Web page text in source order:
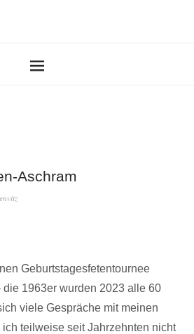
Aschram
Geburtstagesfetentournee
1963er wurden 2023 alle 60
viele Gespräche mit meinen
teilweise seit Jahrzehnten nicht